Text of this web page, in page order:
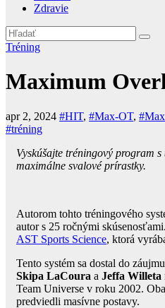
Zdravie
Tréning
Maximum
apr 2, 2024 #HIT, #Max-OT,
#tréning
Vyskúšajte tréningový program
maximálne svalové prírastky.
Autorom tohto tréningového
autor s 25 ročnými
AST Sports Science, ktorá
Tento systém sa dostal do
Skipa LaCoura a Jeffa Willeta
Team Universe v roku 2002.
predviedli masívne postavy.